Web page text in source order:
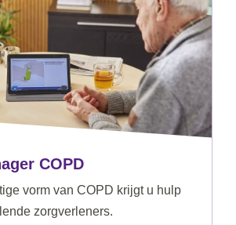
COPD
vorm van COPD krijgt u hulp
zorgverleners.